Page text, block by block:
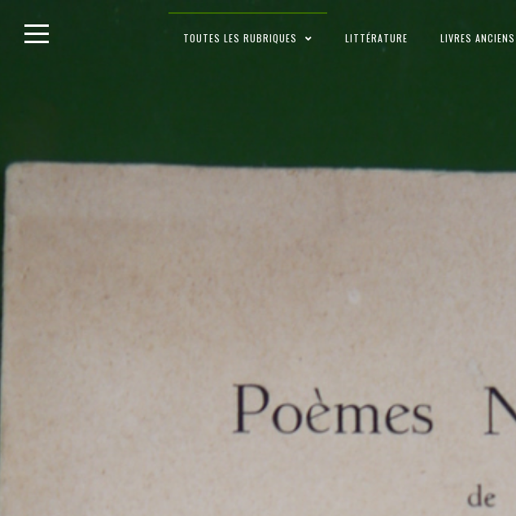
TOUTES LES RUBRIQUES LITTÉRATURE LIVRES ANCIENS